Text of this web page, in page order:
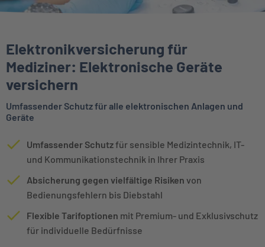
Elektronikversicherung für
Mediziner: Elektronische Geräte
versichern
Umfassender Schutz für alle elektronischen Anlagen und
Geräte
Umfassender Schutzfür sensible Medizintechnik, IT-
und Kommunikationstechnik in Ihrer Praxis
Absicherung gegen vielfältige Risiken von
Bedienungsfehlern bis Diebstahl
Flexible Tarifoptionen mit Premium- und Exklusivschutz
für individuelle Bedürfnisse